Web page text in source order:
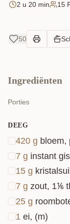
2 u 20 min 15
50
Ingrediënten
Porties
DEEG
420 g bloem,
7 g instant
15 g
7 g zout, 1⅙
25 g
1 ei, (m)